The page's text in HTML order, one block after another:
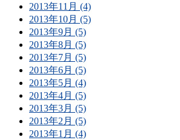
2013年11月 (4)
2013年10月 (5)
2013年9月 (5)
2013年8月 (5)
2013年7月 (5)
2013年6月 (5)
2013年5月 (4)
2013年4月 (5)
2013年3月 (5)
2013年2月 (5)
2013年1月 (4)